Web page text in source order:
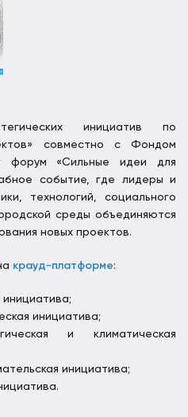
инициатив по
совместно с Фондом
форум «Сильные идеи для
событие, где лидеры и
технологий, социального
среды объединяются
новых проектов.
крауд-платформе:
инициатива;
и климатическая
инициатива;